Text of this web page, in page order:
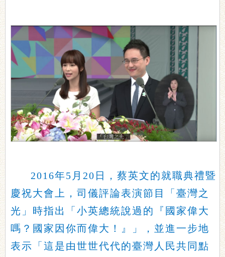
2016年5月20日，蔡英文的就職典禮暨
慶祝大會上，司儀評論表演節目「臺灣之
光」時指出「小英總統說過的『國家偉大
嗎？國家因你而偉大！』」，並進一步地
表示「這是由世世代代的臺灣人民共同點